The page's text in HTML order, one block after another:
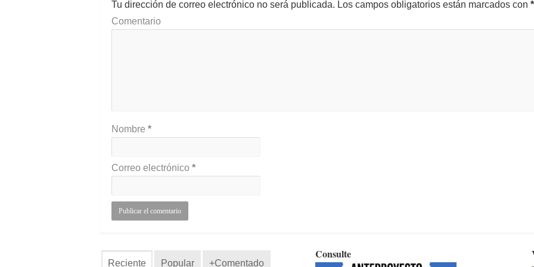
Tu dirección de correo electrónico no será publicada. Los campos obligatorios están marcados con *
Comentario
Nombre *
Correo electrónico *
Reciente Popular +Comentado
Consulte